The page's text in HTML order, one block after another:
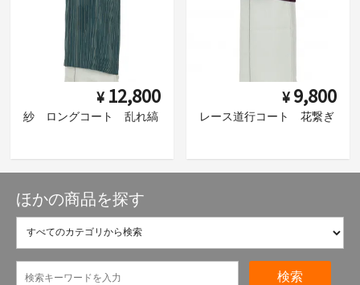
¥ 12,800
紗 ロングコート 乱れ縞
¥ 9,800
レース道行コート 花繋ぎ
ほかの商品を探す
検索